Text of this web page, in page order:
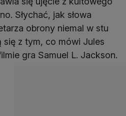
Słychać, jak słowa
obrony niemal w stu
z tym, co mówi Jules
gra Samuel L. Jackson.